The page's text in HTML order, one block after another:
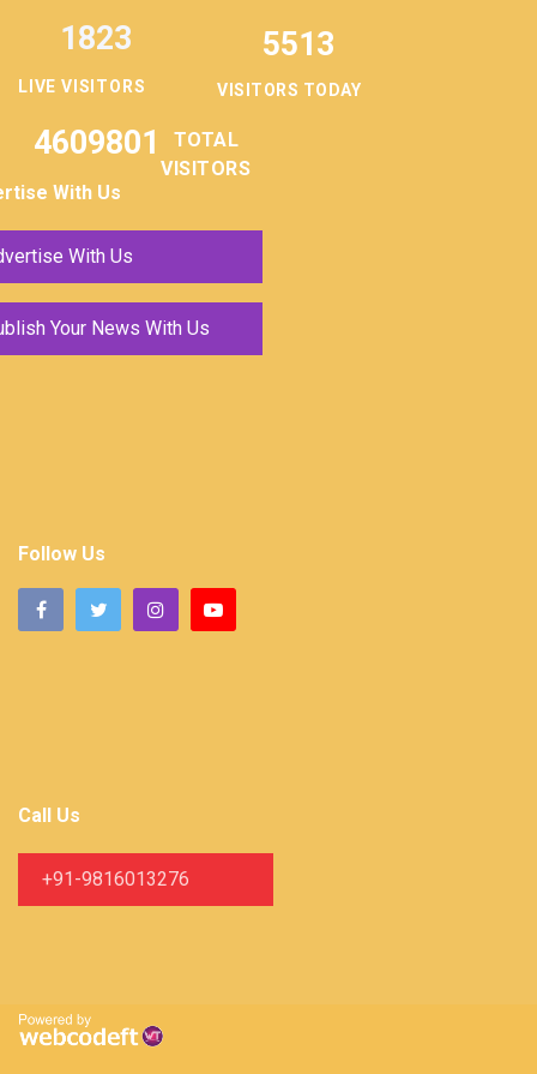
LIVE VISITORS
1823 5513
VISITORS TODAY
4609801
TOTAL
VISITORS
With Us
With Us
Your News With Us
Follow Us
Call Us
+91-9816013276